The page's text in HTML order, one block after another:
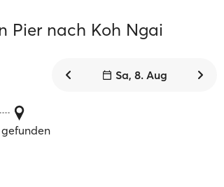
Pier nach Koh Ngai
Sa, 8. Aug